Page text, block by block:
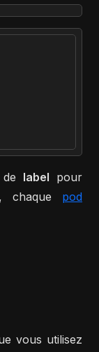
label pour
chaque pod
vous utilisez